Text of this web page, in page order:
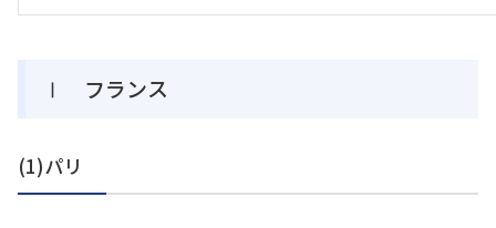
Ⅰ フランス
(1)パリ